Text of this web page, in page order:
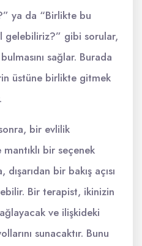
ya da “Birlikte bu
gelebiliriz?” gibi sorular,
sağlar. Burada
üstüne birlikte gitmek
sonra, bir evlilik
bir seçenek
bir bakış açısı
Bir terapist, ikinizin
ve ilişkideki
sunacaktır. Bunu